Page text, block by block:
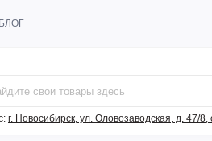
БЛОГ
г. Новосибирск, ул. Оловозаводская, д. 47/8,